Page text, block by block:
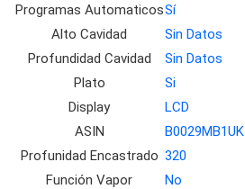
Programas AutomaticosSí
Alto Cavidad
Sin Datos
Profundidad Cavidad
Sin Datos
Plato
Si
Display
LCD
ASIN
B0029MB1UK
Profunidad Encastrado 320
Función Vapor
No